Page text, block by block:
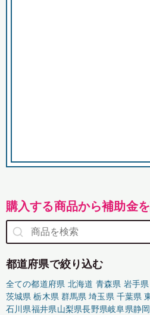
購入する商品から補助金
都道府県で絞り込む
全ての都道府県 北海道 青森県 岩手県
茨城県 栃木県 群馬県 埼玉県 千葉県
石川県福井県山梨県長野県岐阜県静